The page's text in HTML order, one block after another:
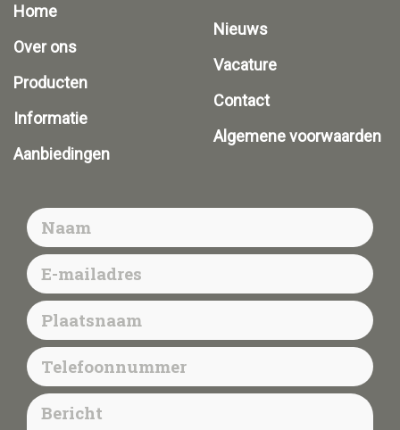
Home
Over ons
Producten
Informatie
Aanbiedingen
Nieuws
Vacature
Contact
Algemene voorwaarden